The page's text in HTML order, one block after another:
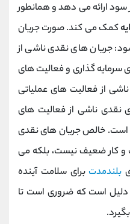
سود ارائه می دهد و همانطور
کمک می کند. صورت جریان
جریان های نقدی ناشی از
سرمایه گذاری و فعالیت های
از فعالیت های عملیاتی
نقدی ناشی از فعالیت های
است. خالص جریان های نقدی
و کار ضعیف نیست، بلکه می
بلندمدت برای سلامت آینده
است که ضروری است تا